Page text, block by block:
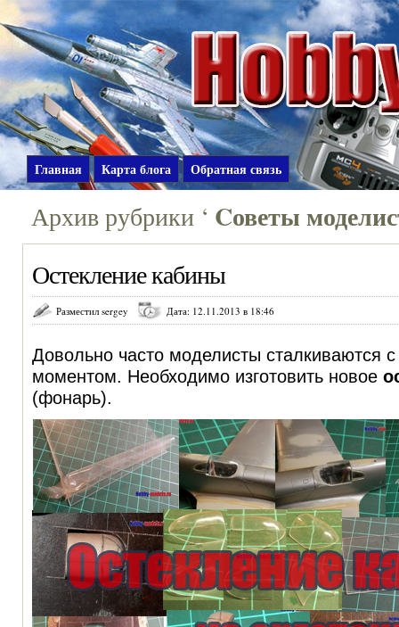
Главная Карта блога Обратная связь
Архив рубрики ‘ Cоветы
Остекление кабины
Разместил sergey Дата: 12.11.2013 в 18:46
Довольно часто моделисты сталкиваются
моментом. Необходимо изготовить новое
(фонарь).